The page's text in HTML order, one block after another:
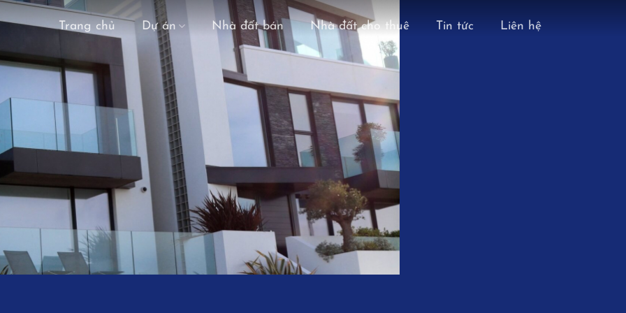
Trang chủ Dự án Nhà đất bán Nhà đất cho thuê Tin tức Liên hệ